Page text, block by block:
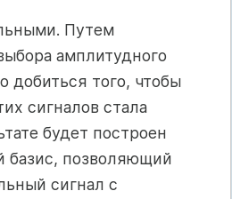
Путем
амплитудного
добиться того, чтобы
сигналов стала
будет построен
базис, позволяющий
сигнал с